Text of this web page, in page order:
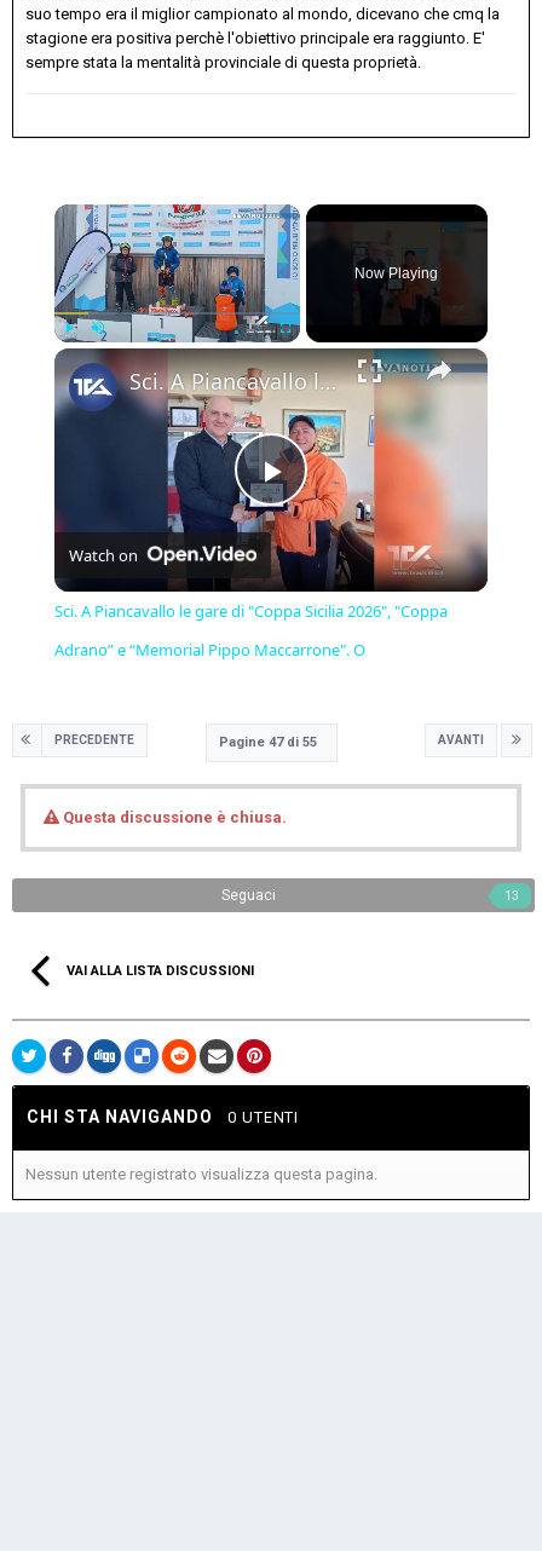
suo tempo era il miglior campionato al mondo, dicevano che cmq la
stagione era positiva perchè l'obiettivo principale era raggiunto. E'
sempre stata la mentalità provinciale di questa proprietà.
×
Now Playing
×
Play
Video
Sci. A Piancavallo le gare di "Coppa Sicilia 2026", "Coppa Adrano” e “Memorial Pippo Maccarrone". O
Watch on
Sci. A Piancavallo le gare di "Coppa Sicilia 2026", "Coppa
Adrano” e “Memorial Pippo Maccarrone". O
PRECEDENTE AVANTI
Pagine 47 di 55
Questa discussione è chiusa.
Seguaci 13
VAI ALLA LISTA DISCUSSIONI
CHI STA NAVIGANDO 0 UTENTI
Nessun utente registrato visualizza questa pagina.